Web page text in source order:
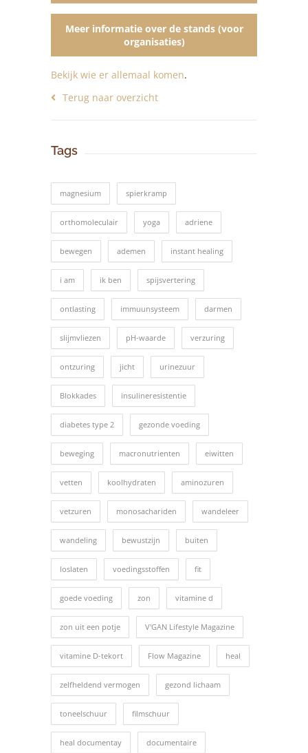
Meer informatie over de stands (voor
organisaties)
Bekijk wie er allemaal komen.
Terug naar overzicht
Tags
magnesium spierkramp
orthomoleculair yoga adriene
bewegen ademen instant healing
i am ik ben spijsvertering
ontlasting immuunsysteem darmen
slijmvliezen pH-waarde verzuring
ontzuring jicht urinezuur
Blokkades insulineresistentie
diabetes type 2 gezonde voeding
beweging macronutrienten eiwitten
vetten koolhydraten aminozuren
vetzuren monosachariden wandeleer
wandeling bewustzijn buiten
loslaten voedingsstoffen fit
goede voeding zon vitamine d
zon uit een potje V'GAN Lifestyle Magazine
vitamine D-tekort Flow Magazine heal
zelfheldend vermogen gezond lichaam
toneelschuur filmschuur
heal documentay documentaire